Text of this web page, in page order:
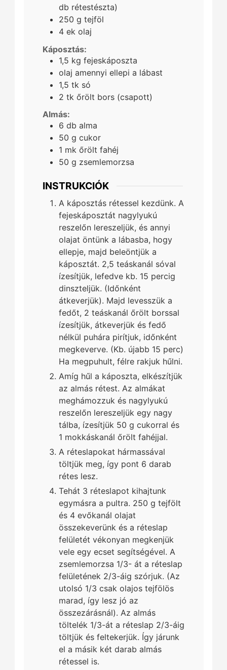
db rétestészta)
250 g tejföl
4 ek olaj
Káposztás:
1,5 kg fejeskáposzta
olaj amennyi ellepi a lábast
1,5 tk só
2 tk őrölt bors (csapott)
Almás:
6 db alma
50 g cukor
1 mk őrölt fahéj
50 g zsemlemorzsa
INSTRUKCIÓK
A káposztás rétessel kezdünk. A
fejeskáposztát nagylyukú
reszelőn lereszeljük, és annyi
olajat öntünk a lábasba, hogy
ellepje, majd beleöntjük a
káposztát. 2,5 teáskanál sóval
ízesítjük, lefedve kb. 15 percig
dinszteljük. (Időnként
átkeverjük). Majd levesszük a
fedőt, 2 teáskanál őrölt borssal
ízesítjük, átkeverjük és fedő
nélkül puhára pirítjuk, időnként
megkeverve. (Kb. újabb 15 perc)
Ha megpuhult, félre rakjuk hűlni.
Amíg hűl a káposzta, elkészítjük
az almás rétest. Az almákat
meghámozzuk és nagylyukú
reszelőn lereszeljük egy nagy
tálba, ízesítjük 50 g cukorral és
1 mokkáskanál őrölt fahéjjal.
A réteslapokat hármassával
töltjük meg, így pont 6 darab
rétes lesz.
Tehát 3 réteslapot kihajtunk
egymásra a pultra. 250 g tejfölt
és 4 evőkanál olajat
összekeverünk és a réteslap
felületét vékonyan megkenjük
vele egy ecset segítségével. A
zsemlemorzsa 1/3- át a réteslap
felületének 2/3-áig szórjuk. (Az
utolsó 1/3 csak olajos tejfölös
marad, így lesz jó az
összezárásnál). Az almás
töltelék 1/3-át a réteslap 2/3-áig
töltjük és feltekerjük. Így járunk
el a másik két darab almás
rétessel is.